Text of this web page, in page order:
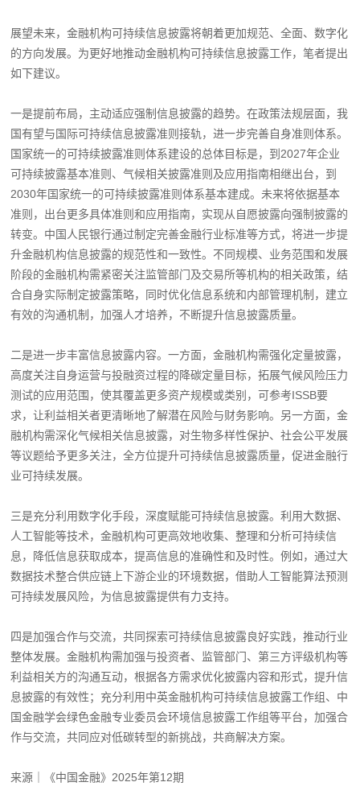
展望未来，金融机构可持续信息披露将朝着更加规范、全面、数字化
的方向发展。为更好地推动金融机构可持续信息披露工作，笔者提出
如下建议。
一是提前布局，主动适应强制信息披露的趋势。在政策法规层面，我
国有望与国际可持续信息披露准则接轨，进一步完善自身准则体系。
国家统一的可持续披露准则体系建设的总体目标是，到2027年企业
可持续披露基本准则、气候相关披露准则及应用指南相继出台，到
2030年国家统一的可持续披露准则体系基本建成。未来将依据基本
准则，出台更多具体准则和应用指南，实现从自愿披露向强制披露的
转变。中国人民银行通过制定完善金融行业标准等方式，将进一步提
升金融机构信息披露的规范性和一致性。不同规模、业务范围和发展
阶段的金融机构需紧密关注监管部门及交易所等机构的相关政策，结
合自身实际制定披露策略，同时优化信息系统和内部管理机制，建立
有效的沟通机制，加强人才培养，不断提升信息披露质量。
二是进一步丰富信息披露内容。一方面，金融机构需强化定量披露，
高度关注自身运营与投融资过程的降碳定量目标，拓展气候风险压力
测试的应用范围，使其覆盖更多资产规模或类别，可参考ISSB要
求，让利益相关者更清晰地了解潜在风险与财务影响。另一方面，金
融机构需深化气候相关信息披露，对生物多样性保护、社会公平发展
等议题给予更多关注，全方位提升可持续信息披露质量，促进金融行
业可持续发展。
三是充分利用数字化手段，深度赋能可持续信息披露。利用大数据、
人工智能等技术，金融机构可更高效地收集、整理和分析可持续信
息，降低信息获取成本，提高信息的准确性和及时性。例如，通过大
数据技术整合供应链上下游企业的环境数据，借助人工智能算法预测
可持续发展风险，为信息披露提供有力支持。
四是加强合作与交流，共同探索可持续信息披露良好实践，推动行业
整体发展。金融机构需加强与投资者、监管部门、第三方评级机构等
利益相关方的沟通互动，根据各方需求优化披露内容和形式，提升信
息披露的有效性；充分利用中英金融机构可持续信息披露工作组、中
国金融学会绿色金融专业委员会环境信息披露工作组等平台，加强合
作与交流，共同应对低碳转型的新挑战，共商解决方案。
来源｜《中国金融》2025年第12期